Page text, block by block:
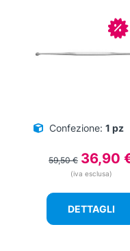
Confezione: 1 pz
59,50€ Il
prezzo
59,50 €.
36,90
(iva esclusa)
DETTAGLI